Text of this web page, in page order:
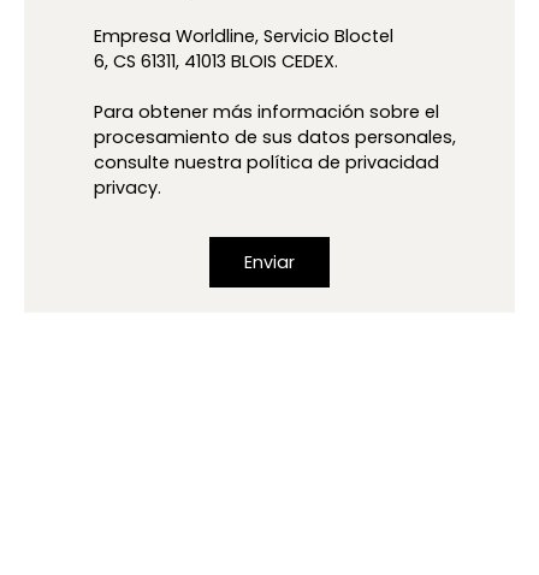
Empresa Worldline, Servicio Bloctel
6, CS 61311, 41013 BLOIS CEDEX.
Para obtener más información sobre el
procesamiento de sus datos personales,
consulte nuestra política de privacidad
privacy.
Enviar